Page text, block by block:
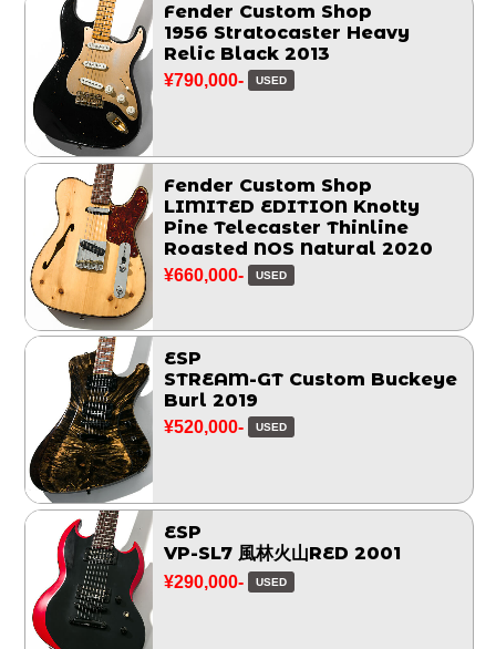
Fender Custom Shop
1956 Stratocaster Heavy
Relic Black 2013
¥790,000- USED
Fender Custom Shop
LIMITED EDITION Knotty
Pine Telecaster Thinline
Roasted NOS Natural 2020
¥660,000- USED
ESP
STREAM-GT Custom Buckeye
Burl 2019
¥520,000- USED
ESP
VP-SL7 風林火山RED 2001
¥290,000- USED